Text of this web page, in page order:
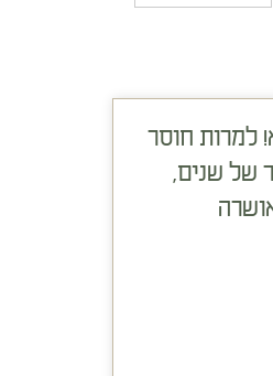
למרות חוסר
של שנים,